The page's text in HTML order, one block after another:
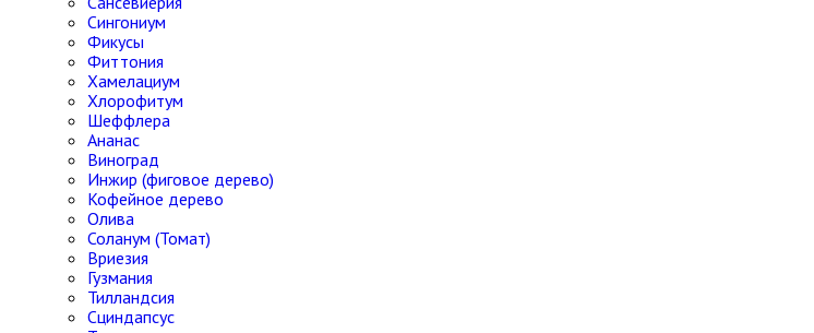
Сингониум
Фикусы
Фиттония
Хамелациум
Хлорофитум
Шеффлера
Ананас
Виноград
Инжир (фиговое дерево)
Кофейное дерево
Олива
Соланум (Томат)
Вриезия
Гузмания
Тилландсия
Сциндапсус